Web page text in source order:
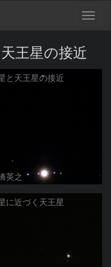
王星の接近
と天王星の接近
英之
に近づく天王星